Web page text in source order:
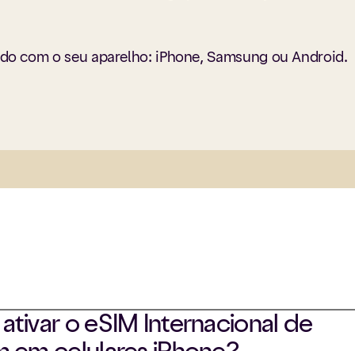
com o seu aparelho: iPhone, Samsung ou Android.
o eSIM Internacional de